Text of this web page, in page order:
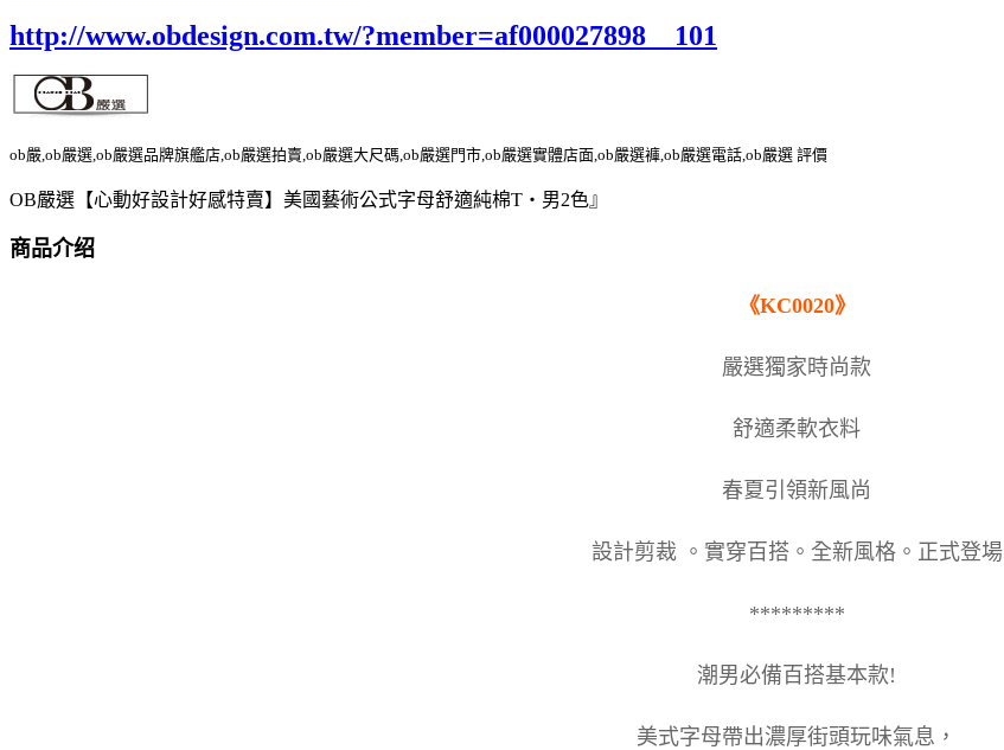
http://www.obdesign.com.tw/?member=af000027898__101
ob嚴,ob嚴選,ob嚴選品牌旗艦店,ob嚴選拍賣,ob嚴選大尺碼,ob嚴選門市,ob嚴選實體店面,ob嚴選褲,ob嚴選電話,ob嚴選 評價
OB嚴選【心動好設計好感特賣】美國藝術公式字母舒適純棉T‧男2色』
商品介绍
《KC0020》
嚴選獨家時尚款
舒適柔軟衣料
春夏引領新風尚
設計剪裁 。實穿百搭。全新風格。正式登場
*********
潮男必備百搭基本款!
美式字母帶出濃厚街頭玩味氣息，